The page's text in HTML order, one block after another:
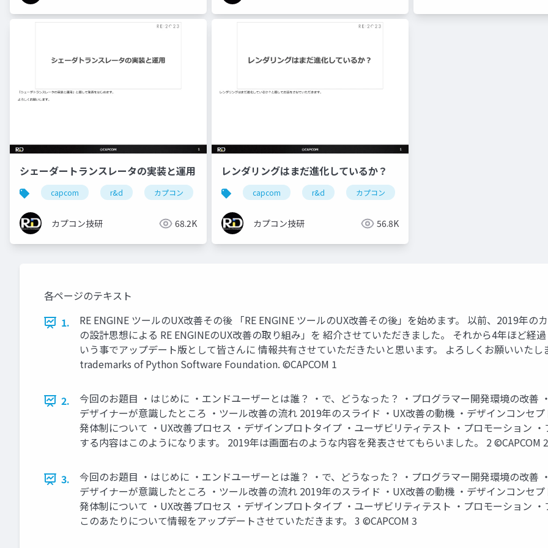
シェーダートランスレータの実装と運用
capcom r&d カプコン カプコン技研 re engine re:2023
カプコン技研 68.2K
レンダリングはまだ進化しているか？
capcom r&d カプコン
カプコン技研 56.8K
各ページのテキスト
1.
RE ENGINE ツールのUX改善その後 「RE ENGINE ツールのUX改善その後」を始めます。 以前、2019年
の設計思想による RE ENGINEのUX改善の取り組み」を 紹介させていただきました。 それから4年ほど経
いう事でアップデート版として皆さんに 情報共有させていただきたいと思います。 よろしくお願いい
trademarks of Python Software Foundation. ©CAPCOM 1
2.
今回のお題目 ・はじめに ・エンドユーザーとは誰？ ・で、どうなった？ ・プログラマー開発環境の改善
デザイナーが意識したところ ・ツール改善の流れ 2019年のスライド ・UX改善の動機 ・デザインコンセ
発体制について ・UX改善プロセス ・デザインプロトタイプ ・ユーザビリティテスト ・プロモーション
する内容はこのようになります。 2019年は画面右のような内容を発表させてもらいました。 2 ©CAPCOM 2
3.
今回のお題目 ・はじめに ・エンドユーザーとは誰？ ・で、どうなった？ ・プログラマー開発環境の改善
デザイナーが意識したところ ・ツール改善の流れ 2019年のスライド ・UX改善の動機 ・デザインコンセ
発体制について ・UX改善プロセス ・デザインプロトタイプ ・ユーザビリティテスト ・プロモーション
このあたりについて情報をアップデートさせていただきます。 3 ©CAPCOM 3